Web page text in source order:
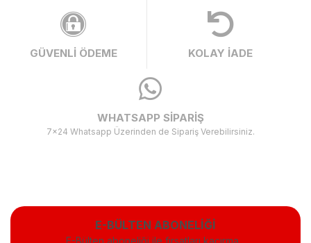
GÜVENLİ ÖDEME KOLAY İADE
WHATSAPP SİPARİŞ
7x24 Whatsapp Üzerinden de Sipariş Verebilirsiniz.
E-BÜLTEN ABONELİĞİ
E-Bülten aboneliği ile fırsatları kaçırma...